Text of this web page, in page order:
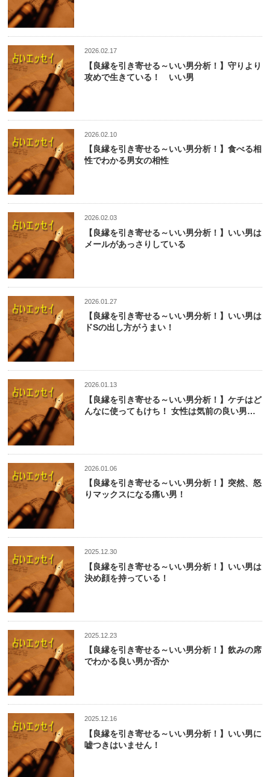
2026.02.17
【良縁を引き寄せる～いい男分析！】守りより
攻めで生きている！ いい男
2026.02.10
【良縁を引き寄せる～いい男分析！】食べる相
性でわかる男女の相性
2026.02.03
【良縁を引き寄せる～いい男分析！】いい男は
メールがあっさりしている
2026.01.27
【良縁を引き寄せる～いい男分析！】いい男は
ドSの出し方がうまい！
2026.01.13
【良縁を引き寄せる～いい男分析！】ケチはど
んなに使ってもけち！ 女性は気前の良い男性
2026.01.06
【良縁を引き寄せる～いい男分析！】突然、怒
りマックスになる痛い男！
2025.12.30
【良縁を引き寄せる～いい男分析！】いい男は
決め顔を持っている！
2025.12.23
【良縁を引き寄せる～いい男分析！】飲みの席
でわかる良い男か否か
2025.12.16
【良縁を引き寄せる～いい男分析！】いい男に
嘘つきはいません！